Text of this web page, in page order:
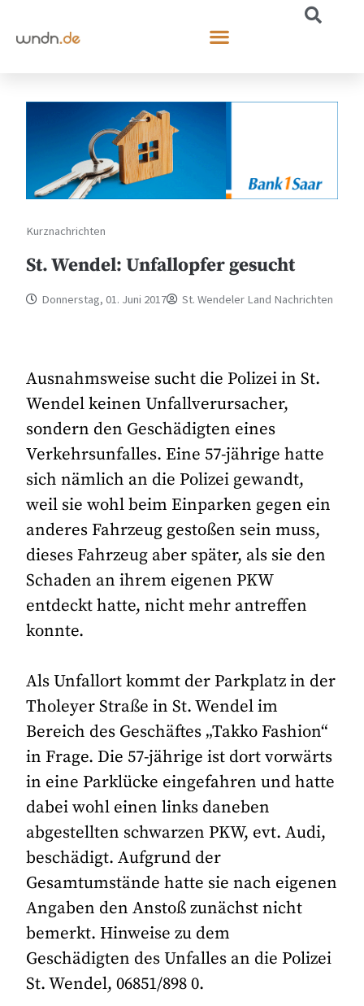
Kurznachrichten
St. Wendel: Unfallopfer gesucht
Donnerstag, 01. Juni 2017 St. Wendeler Land Nachrichten
Ausnahmsweise sucht die Polizei in St.
Wendel keinen Unfallverursacher,
sondern den Geschädigten eines
Verkehrsunfalles. Eine 57-jährige hatte
sich nämlich an die Polizei gewandt,
weil sie wohl beim Einparken gegen ein
anderes Fahrzeug gestoßen sein muss,
dieses Fahrzeug aber später, als sie den
Schaden an ihrem eigenen PKW
entdeckt hatte, nicht mehr antreffen
konnte.
Als Unfallort kommt der Parkplatz in der
Tholeyer Straße in St. Wendel im
Bereich des Geschäftes „Takko Fashion“
in Frage. Die 57-jährige ist dort vorwärts
in eine Parklücke eingefahren und hatte
dabei wohl einen links daneben
abgestellten schwarzen PKW, evt. Audi,
beschädigt. Aufgrund der
Gesamtumstände hatte sie nach eigenen
Angaben den Anstoß zunächst nicht
bemerkt. Hinweise zu dem
Geschädigten des Unfalles an die Polizei
St. Wendel, 06851/898 0.